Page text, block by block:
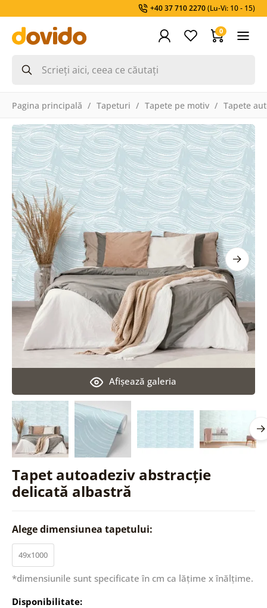
+40 37 710 2270(Lu-Vi: 10 - 15)
0
Pagina principală Tapeturi Tapete pe motiv Tapete
Tapet autoadeziv abstracție
delicată albastră
Afişează galeria
Alege dimensiunea tapetului:
49x1000
*dimensiunile sunt specificate în cm ca lățime x înălțime.
Disponibilitate: